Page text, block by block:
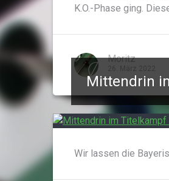
K.O.-Phase ging.
Moritz
Mittendrin
Wir lassen die